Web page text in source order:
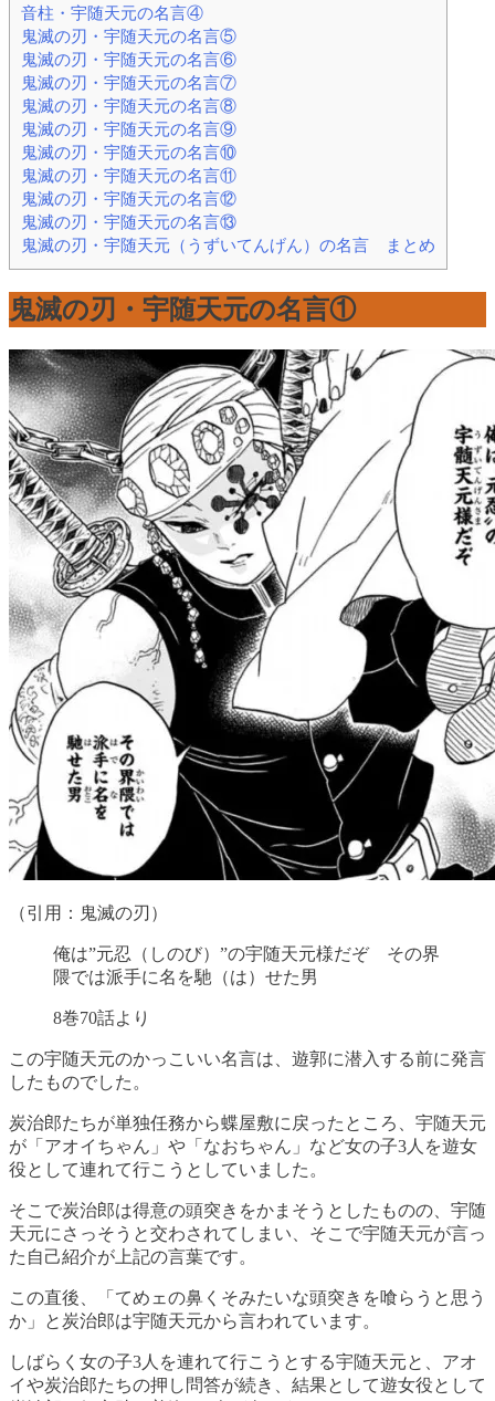
音柱・宇随天元の名言④
鬼滅の刃・宇随天元の名言⑤
鬼滅の刃・宇随天元の名言⑥
鬼滅の刃・宇随天元の名言⑦
鬼滅の刃・宇随天元の名言⑧
鬼滅の刃・宇随天元の名言⑨
鬼滅の刃・宇随天元の名言⑩
鬼滅の刃・宇随天元の名言⑪
鬼滅の刃・宇随天元の名言⑫
鬼滅の刃・宇随天元の名言⑬
鬼滅の刃・宇随天元（うずいてんげん）の名言 まとめ
鬼滅の刃・宇随天元の名言①
（引用：鬼滅の刃）
俺は”元忍（しのび）”の宇随天元様だぞ その界
隈では派手に名を馳（は）せた男
8巻70話より
この宇随天元のかっこいい名言は、遊郭に潜入する前に発言
したものでした。
炭治郎たちが単独任務から蝶屋敷に戻ったところ、宇随天元
が「アオイちゃん」や「なおちゃん」など女の子3人を遊女
役として連れて行こうとしていました。
そこで炭治郎は得意の頭突きをかまそうとしたものの、宇随
天元にさっそうと交わされてしまい、そこで宇随天元が言っ
た自己紹介が上記の言葉です。
この直後、「てめェの鼻くそみたいな頭突きを喰らうと思う
か」と炭治郎は宇随天元から言われています。
しばらく女の子3人を連れて行こうとする宇随天元と、アオ
イや炭治郎たちの押し問答が続き、結果として遊女役として